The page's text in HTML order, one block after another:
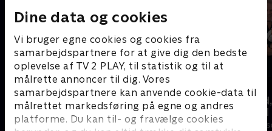
Dine data og cookies
Vi bruger egne cookies og cookies fra
samarbejdspartnere for at give dig den bedste
oplevelse af TV 2 PLAY, til statistik og til at
målrette annoncer til dig. Vores
samarbejdspartnere kan anvende cookie-data til
målrettet markedsføring på egne og andres
platforme. Du kan til- og fravælge cookies
Linde på Langeland
Livsstil • 5 sæsoner
beliggenhed
Livsstil • 18